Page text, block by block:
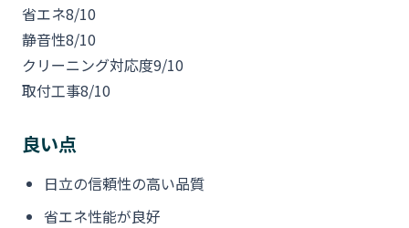
省エネ8/10
静音性8/10
クリーニング対応度9/10
取付工事8/10
良い点
日立の信頼性の高い品質
省エネ性能が良好